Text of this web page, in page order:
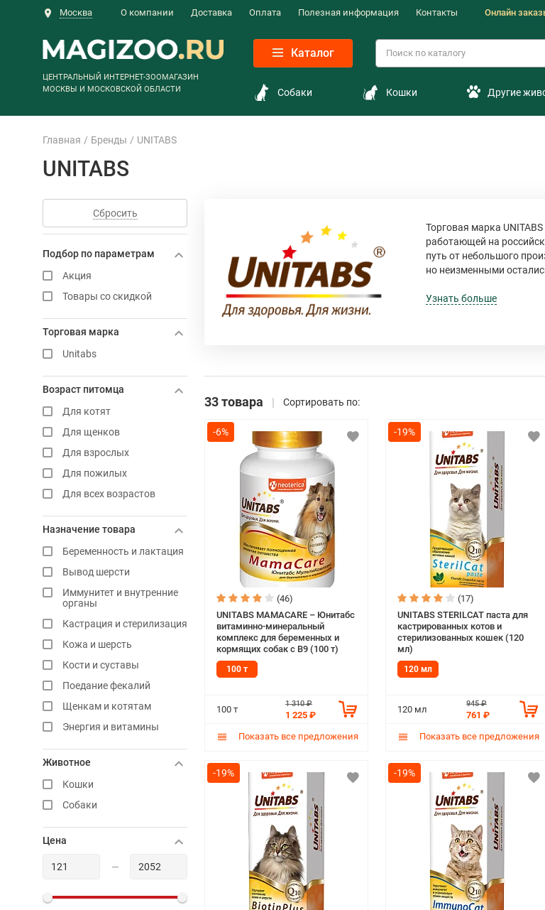
Москва О компании Доставка Оплата Полезная информация Контакты Онлайн
ЦЕНТРАЛЬНЫЙ ИНТЕРНЕТ-ЗООМАГАЗИН
МОСКВЫ И МОСКОВСКОЙ ОБЛАСТИ
Каталог
Собаки Кошки Другие
Главная Бренды UNITABS
UNITABS
Сбросить
Подбор по параметрам
Акция
Товары со скидкой
Торговая марка
Unitabs
Возраст питомца
Для котят
Для щенков
Для взрослых
Для пожилых
Для всех возрастов
Назначение товара
Беременность и лактация
Вывод шерсти
Иммунитет и внутренние
органы
Кастрация и стерилизация
Кожа и шерсть
Кости и суставы
Поедание фекалий
Щенкам и котятам
Энергия и витамины
Животное
Кошки
Собаки
Цена
—
Торговая марка
работающей на
путь от небольшого
но неизменными
UNITABS — это серия
разработанных
европейскому
Особенности витаминов
- содержат Q10;
- тщательно
- высокая поедаемость;
- хорошее усвоение;
- отсутствие
Узнать больше
33 товара Сортировать по:
-6%
(46)
UNITABS MAMACARE – Юнитабс
витаминно-минеральный
комплекс для беременных и
кормящих собак с В9 (100 т)
100 т
100 т
1 310 ₽
1 225 ₽
Показать все предложения
-19%
(17)
UNITABS STERILCAT паста для
кастрированных котов и
стерилизованных кошек (120
мл)
120 мл
120 мл
945 ₽
761 ₽
Показать все предложения
-19% -19%